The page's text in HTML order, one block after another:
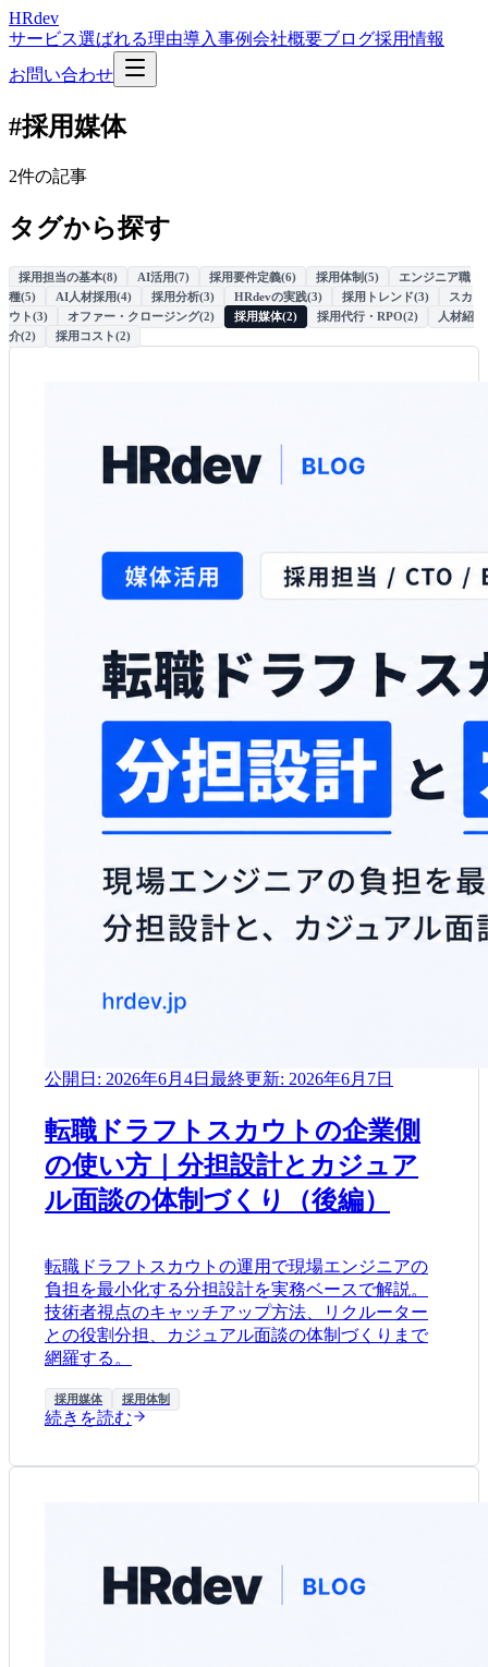
HRdev
サービス選ばれる理由導入事例会社概要ブログ採用情報
お問い合わせ
#採用媒体
2件の記事
タグから探す
採用担当の基本(8) AI活用(7) 採用要件定義(6) 採用体制(5)
エンジニア職
種(5) AI人材採用(4) 採用分析(3) HRdevの実践(3) 採用トレンド(3)
スカ
ウト(3) オファー・クロージング(2) 採用媒体(2) 採用代行・RPO(2)
人材紹
介(2) 採用コスト(2)
公開日: 2026年6月4日 最終更新: 2026年6月7日
転職ドラフトスカウトの企業側
の使い方｜分担設計とカジュア
ル面談の体制づくり（後編）
転職ドラフトスカウトの運用で現場エンジニアの
負担を最小化する分担設計を実務ベースで解説。
技術者視点のキャッチアップ方法、リクルーター
との役割分担、カジュアル面談の体制づくりまで
網羅する。
採用媒体 採用体制
続きを読む